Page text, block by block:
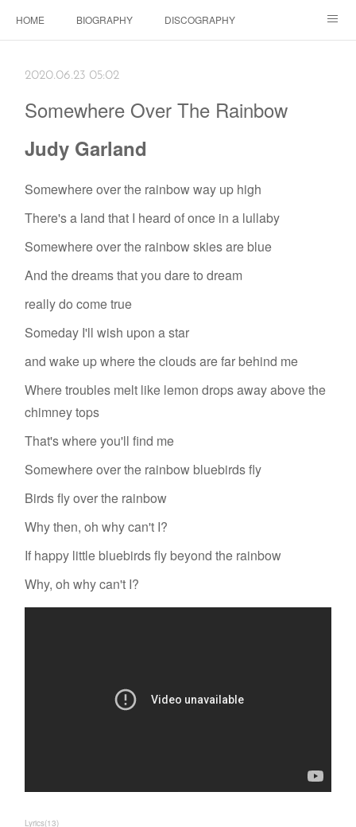
HOME BIOGRAPHY DISCOGRAPHY
2020.06.23 05:02
Somewhere Over The Rainbow
Judy Garland
Somewhere over the rainbow way up high
There's a land that I heard of once in a lullaby
Somewhere over the rainbow skies are blue
And the dreams that you dare to dream
really do come true
Someday I'll wish upon a star
and wake up where the clouds are far behind me
Where troubles melt like lemon drops away above the
chimney tops
That's where you'll find me
Somewhere over the rainbow bluebirds fly
Birds fly over the rainbow
Why then, oh why can't I?
If happy little bluebirds fly beyond the rainbow
Why, oh why can't I?
Lyrics(13)